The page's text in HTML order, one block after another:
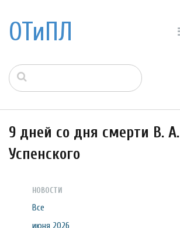
ОТиПЛ
9 дней со дня смерти В. А.
Успенского
НОВОСТИ
Все
июня 2026